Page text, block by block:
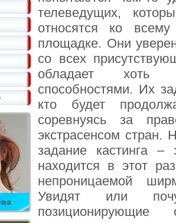
телеведущих,
относятся ко
площадке. Они
со всех
обладает хоть
способностями. Их
кто будет
соревнуясь за
экстрасенсом стран.
задание кастинга
находится в этот
непроницаемой
Увидят или